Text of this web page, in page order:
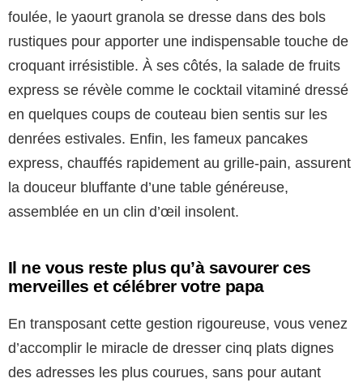
foulée, le yaourt granola se dresse dans des bols
rustiques pour apporter une indispensable touche de
croquant irrésistible. À ses côtés, la salade de fruits
express se révèle comme le cocktail vitaminé dressé
en quelques coups de couteau bien sentis sur les
denrées estivales. Enfin, les fameux pancakes
express, chauffés rapidement au grille-pain, assurent
la douceur bluffante d’une table généreuse,
assemblée en un clin d’œil insolent.
Il ne vous reste plus qu’à savourer ces
merveilles et célébrer votre papa
En transposant cette gestion rigoureuse, vous venez
d’accomplir le miracle de dresser cinq plats dignes
des adresses les plus courues, sans pour autant